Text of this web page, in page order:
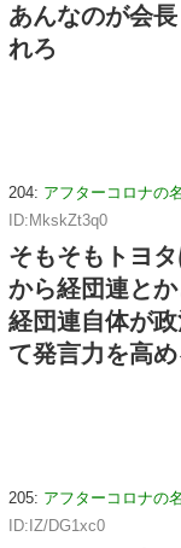
あんなのが会
れろ
204: アフターコロナの
ID:MkskZt3q0
そもそもトヨ
から経団連と
経団連自体が
て発言力を高
205: アフターコロナの
ID:IZ/DG1xc0